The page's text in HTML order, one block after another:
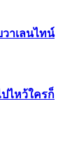
าเลนไทน์
ไหว้ใครก็